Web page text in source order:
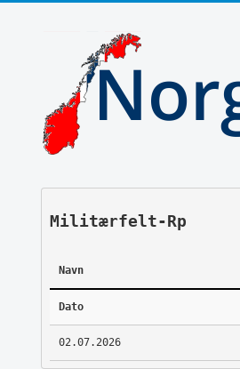
Militærfelt-Rp
Navn
Dato
02.07.2026